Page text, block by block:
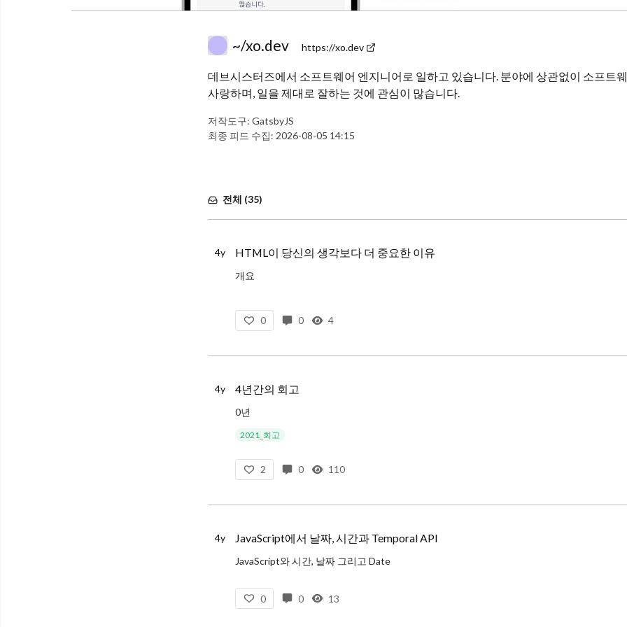
~/xo.dev https://xo.dev
데브시스터즈에서 소프트웨어 엔지니어로 일하고 있습니다. 분야에 상관없이 소프트
사랑하며, 일을 제대로 잘하는 것에 관심이 많습니다.
저작도구: GatsbyJS
최종 피드 수집: 2026-08-05 14:15
전체 (35)
4y HTML이 당신의 생각보다 더 중요한 이유
개요
0 0 4
4y 4년간의 회고
0년
2016년 가을에 군대를 전역하고, 2017년에 복학을 했다. 항상 가지고 있던 별 볼 일 없는 지방대 학생이라는 자격지심을 바탕으로, 2년 만의 학교생활은 회의감만 남기고 한 학기
2021_회고
2 0 110
4y JavaScript에서 날짜, 시간과 Temporal API
JavaScript와 시간, 날짜 그리고 Date
0
0 13